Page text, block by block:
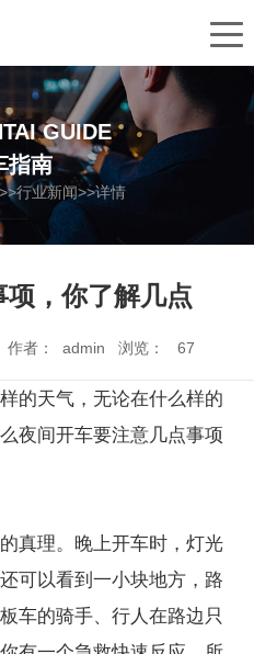
GUIDE
指南
行业新闻>>详情
，你了解几点
作者： admin 浏览： 67
的天气，无论在什么样的
夜间开车要注意几点事项
真理。晚上开车时，灯光
可以看到一小块地方，路
车的骑手、行人在路边只